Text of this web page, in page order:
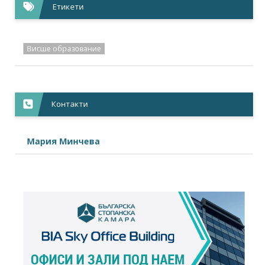
Етикети
Висше образование
Контакти
Мария Минчева